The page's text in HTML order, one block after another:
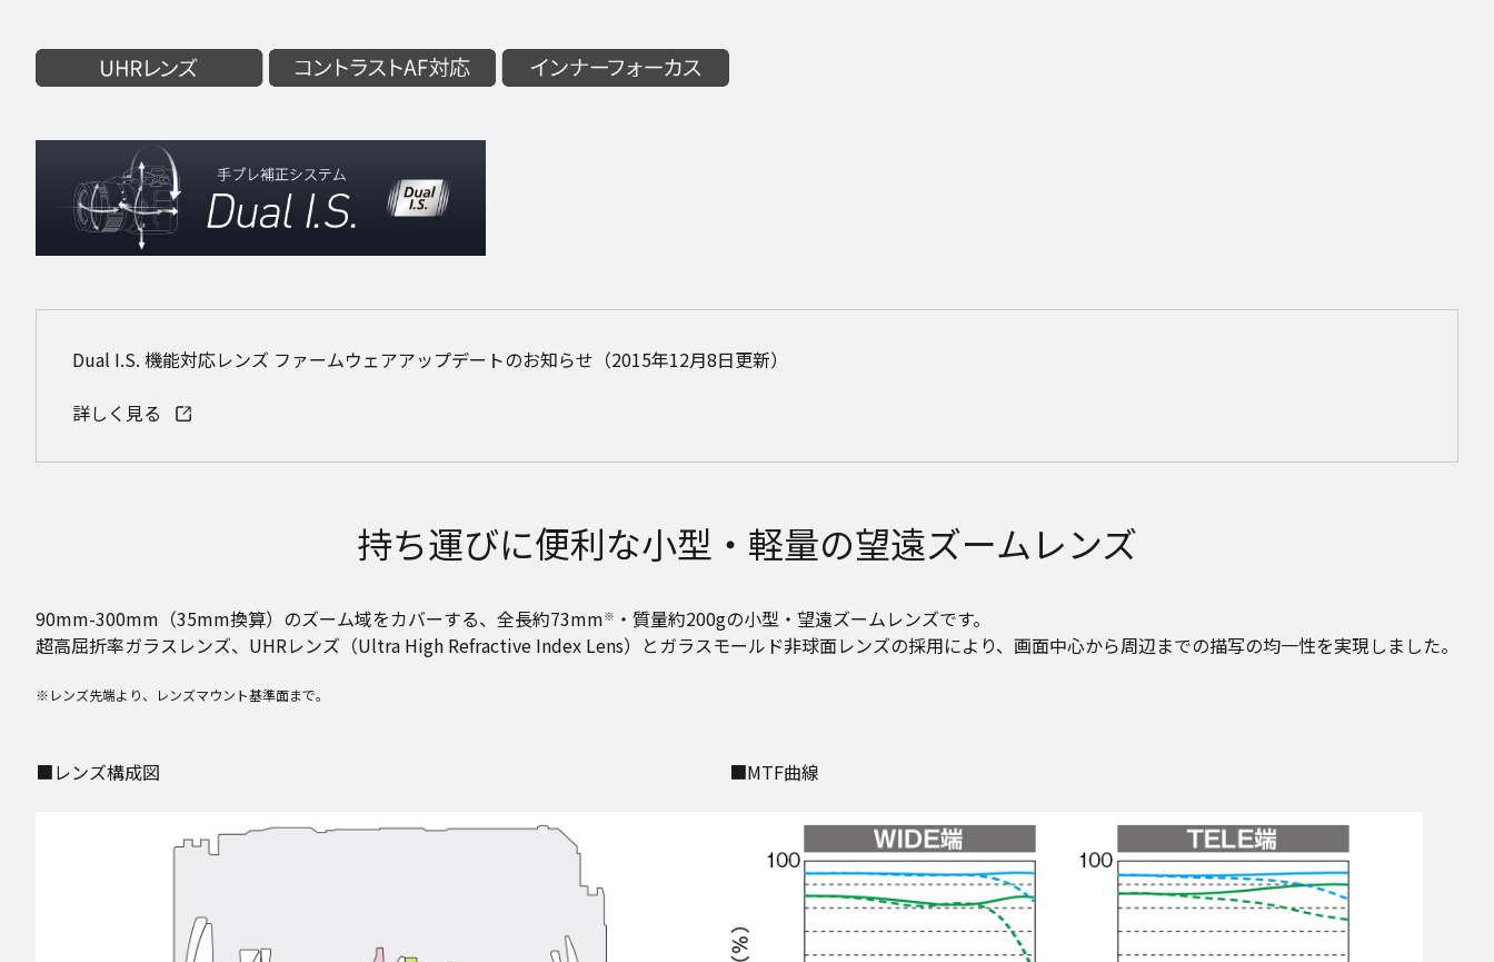
Dual I.S. 機能対応レンズ ファームウェアアップデートのお知らせ（2015年12月8日更新）
詳しく見る
持ち運びに便利な小型・軽量の望遠ズームレンズ
90mm-300mm（35mm換算）のズーム域をカバーする、全長約73mm※ ・質量約200gの小型・望遠ズームレンズです。
超高屈折率ガラスレンズ、UHRレンズ（Ultra High Refractive Index Lens）とガラスモールド非球面レンズの採用により、画面中心から周辺までの描写の均一性を実現しました。
※レンズ先端より、レンズマウント基準面まで。
■レンズ構成図 ■MTF曲線